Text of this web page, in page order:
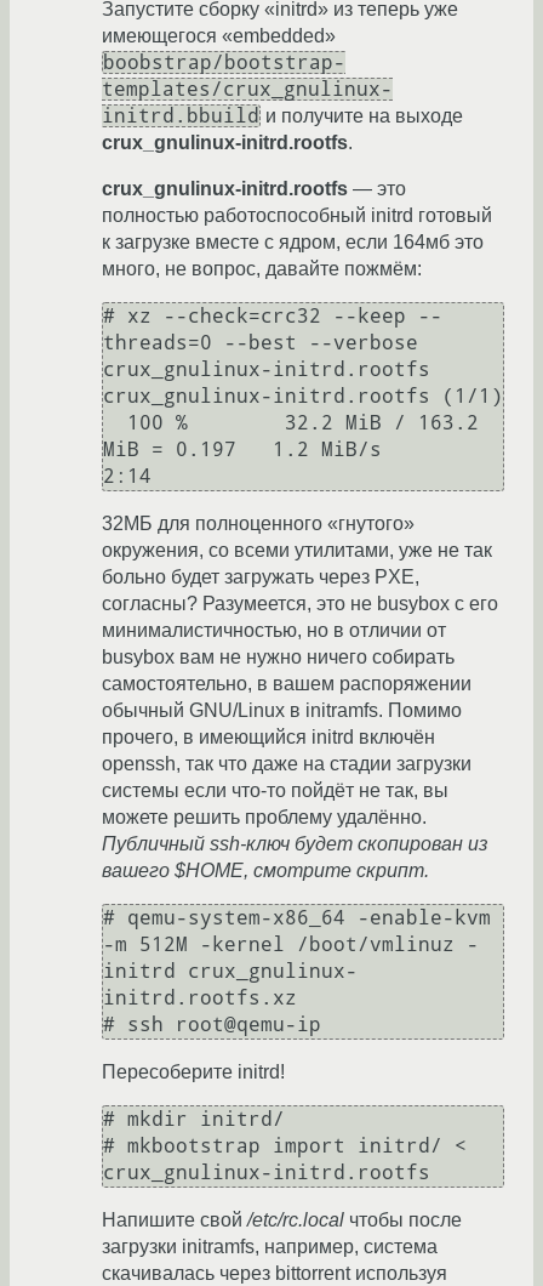
Запустите сборку «initrd» из теперь уже
имеющегося «embedded»
boobstrap/bootstrap-
templates/crux_gnulinux-
initrd.bbuild и получите на выходе
crux_gnulinux-initrd.rootfs.
crux_gnulinux-initrd.rootfs — это
полностью работоспособный initrd готовый
к загрузке вместе с ядром, если 164мб это
много, не вопрос, давайте пожмём:
# xz --check=crc32 --keep --
threads=0 --best --verbose
crux_gnulinux-initrd.rootfs
crux_gnulinux-initrd.rootfs (1/1)
MiB = 0.197   1.2 MiB/s
2:14
32МБ для полноценного «гнутого»
окружения, со всеми утилитами, уже не так
больно будет загружать через PXE,
согласны? Разумеется, это не busybox с его
минималистичностью, но в отличии от
busybox вам не нужно ничего собирать
самостоятельно, в вашем распоряжении
обычный GNU/Linux в initramfs. Помимо
прочего, в имеющийся initrd включён
openssh, так что даже на стадии загрузки
системы если что-то пойдёт не так, вы
можете решить проблему удалённо.
Публичный ssh-ключ будет скопирован из
вашего $HOME, смотрите скрипт.
# qemu-system-x86_64 -enable-kvm
-m 512M -kernel /boot/vmlinuz -
initrd crux_gnulinux-
initrd.rootfs.xz
# ssh root@qemu-ip
Пересоберите initrd!
# mkdir initrd/
# mkbootstrap import initrd/ <
crux_gnulinux-initrd.rootfs
Напишите свой/etc/rc.local чтобы после
загрузки initramfs, например, система
скачивалась через bittorrent используя